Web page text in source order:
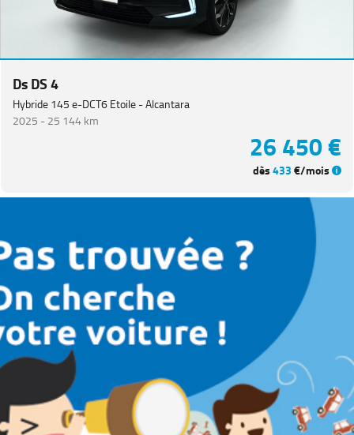
Ds DS 4
Hybride 145 e-DCT6 Etoile - Alcantara
2025 -25 144 km
26 450 €
dès433€/mois